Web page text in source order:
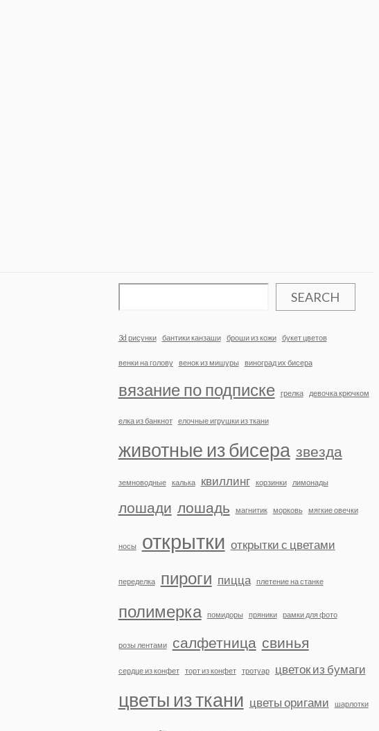
SEARCH
3d рисунки бантики канзаши броши из кожи букет цветов
венки на голову венок из мишуры виноград их бисера
вязание по подписке грелка девочка крючком
елка из банкнот елочные игрушки из ткани
животные из бисера звезда
земноводные калька квиллинг корзинки лимонады
лошади лошадь магнитик морковь мягкие овечки
носы открытки открытки с цветами
переделка пироги пицца плетение на станке
полимерка помидоры пряники рамки для фото
розы лентами салфетница свинья
сердце из конфет торт из конфет тротуар цветок из бумаги
цветы из ткани цветы оригами шарлотки